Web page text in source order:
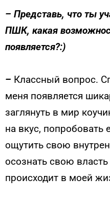
– Представь, что ты
ПШК, какая
появляется?:)
– Классный вопрос.
меня появляется
заглянуть в мир
на вкус, попробовать
ощутить свою
осознать свою
происходит в моей